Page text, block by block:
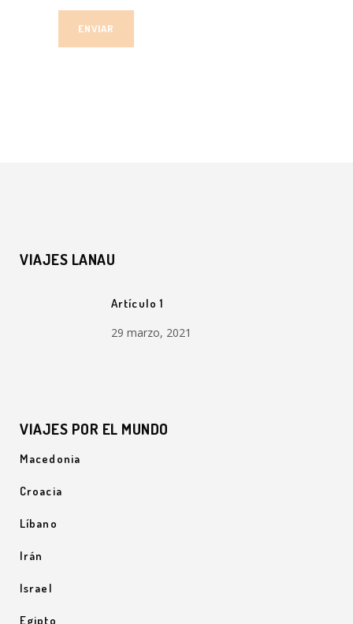
VIAJES LANAU
Artículo 1
29 marzo, 2021
VIAJES POR EL MUNDO
Macedonia
Croacia
Líbano
Irán
Israel
Egipto